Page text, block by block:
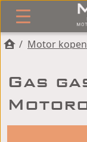
/ Motor kopen
Gas